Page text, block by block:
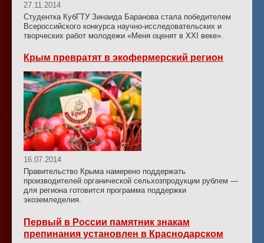
27.11.2014
Студентка КубГТУ Зинаида Баранова стала победителем
Всероссийского конкурса научно-исследовательских и
творческих работ молодежи «Меня оценят в ХХI веке».
Крым превратят в экофермерский регион
16.07.2014
Правительство Крыма намерено поддержать
производителей органической сельхозпродукции рублем —
для региона готовится программа поддержки
экоземледелия.
Первый в России памятник знакам
препинания установлен в Краснодарском